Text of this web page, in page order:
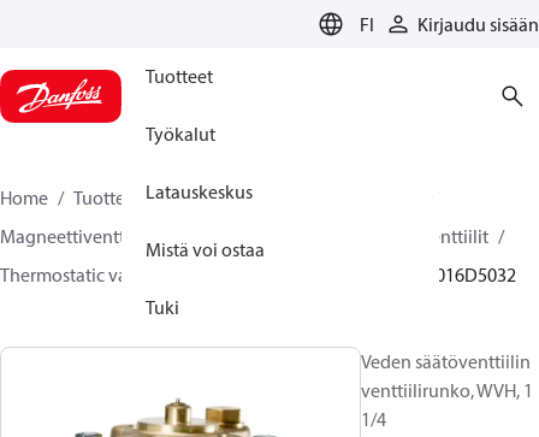
FI Kirjaudu sisään
Tuotteet
Työkalut
Latauskeskus
Mistä voi ostaa
Tuki
Home Tuotteet
Climate Solutions lämmitykseen
Magneettiventtiilit, Fluid Controls
Termostaattiset venttiilit
Thermostatic valves - WVTS - Parts program
016D5032
Veden säätöventtiilin
venttiilirunko, WVH, 1
1/4